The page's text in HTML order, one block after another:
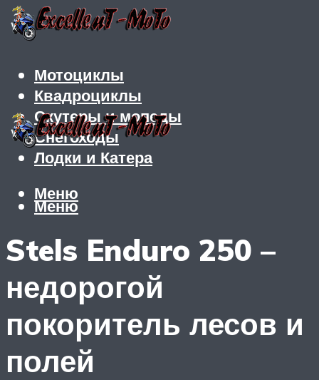
Мотоциклы
Квадроциклы
Скутеры и мопеды
Снегоходы
Лодки и Катера
Меню
Меню
Stels Enduro 250 –
недорогой
покоритель лесов и
полей